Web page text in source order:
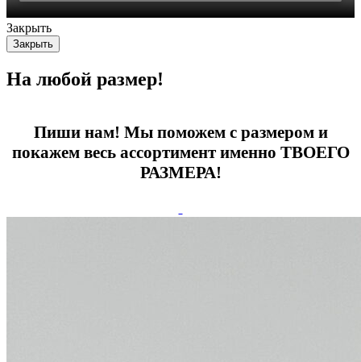
Закрыть
Закрыть
На любой размер!
Пиши нам! Мы поможем с размером и
покажем весь ассортимент именно ТВОЕГО
РАЗМЕРА!